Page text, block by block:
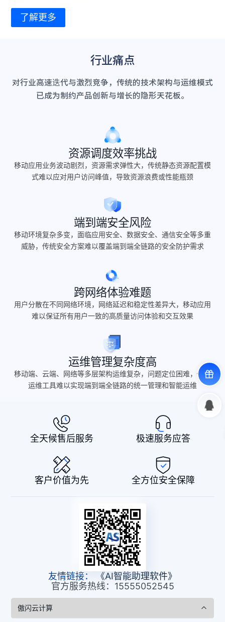
了解更多
行业痛点
对行业高速迭代与激烈竞争，传统的技术架构与运维模式
已成为制约产品创新与增长的隐形天花板。
资源调度效率挑战
移动应用业务波动剧烈，资源需求弹性大，传统静态资源配置模
式难以应对用户访问峰值，导致资源浪费或性能瓶颈
端到端安全风险
移动环境复杂多变，面临应用安全、数据安全、通信安全等多重
威胁，传统安全方案难以覆盖端到端全链路的安全防护需求
跨网络体验难题
用户分散在不同网络环境，网络延迟和稳定性差异大，移动应用
难以保证所有用户一致的高质量访问体验和交互效果
运维管理复杂度高
移动端、云端、网络等多层架构运维复杂，问题定位困难，传统
运维工具难以实现端到端全链路的统一管理和智能运维
全天候售后服务 极速服务应答
客户价值为先 全方位安全保障
官方服务热线：15555052545
友情链接： 《AI智能助理软件》
傲闪云计算